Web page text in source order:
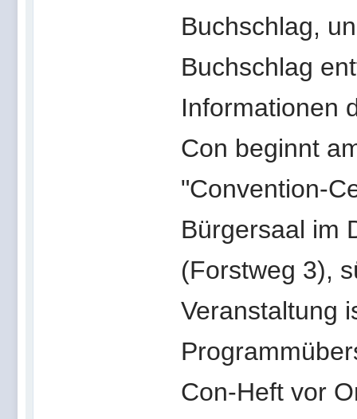
Buchschlag,
Buchschlag
Informationen
Con beginnt
"Convention-
Bürgersaal im
(Forstweg 3),
Veranstaltung
Con-Heft vor